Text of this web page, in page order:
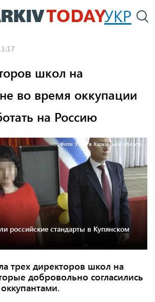
Перейти
к
УКР
школ на
во время оккупации
на Россию
Фото: УСБУ в Харківській області.
российские стандарты в Купянском
трех директоров школ на
добровольно согласились